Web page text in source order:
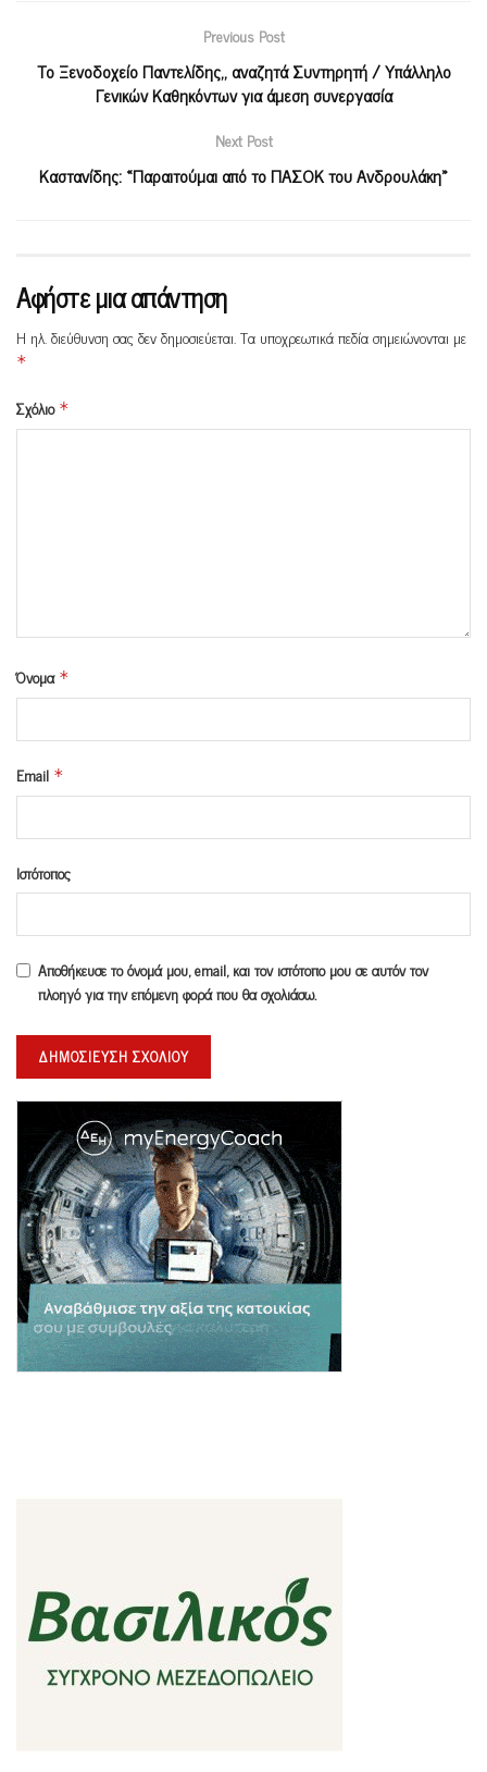
Previous Post
Το Ξενοδοχείο Παντελίδης,, αναζητά Συντηρητή / Υπάλληλο
Γενικών Καθηκόντων για άμεση συνεργασία
Next Post
Καστανίδης: «Παραιτούμαι από το ΠΑΣΟΚ του Ανδρουλάκη»
Αφήστε μια απάντηση
Η ηλ. διεύθυνση σας δεν δημοσιεύεται.Τα υποχρεωτικά πεδία σημειώνονται με
*
Σχόλιο *
Όνομα *
Email *
Ιστότοπος
Αποθήκευσε το όνομά μου, email, και τον ιστότοπο μου σε αυτόν τον
πλοηγό για την επόμενη φορά που θα σχολιάσω.